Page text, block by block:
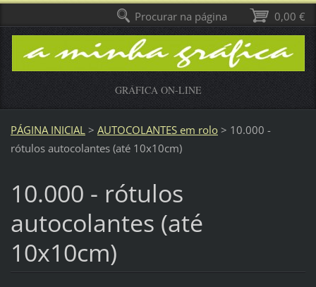
GRÁFICA ON-LINE
PÁGINA INICIAL > AUTOCOLANTES em rolo > 10.000 -
rótulos autocolantes (até 10x10cm)
10.000 - rótulos
autocolantes (até
10x10cm)
0,00 €
Procurar na página